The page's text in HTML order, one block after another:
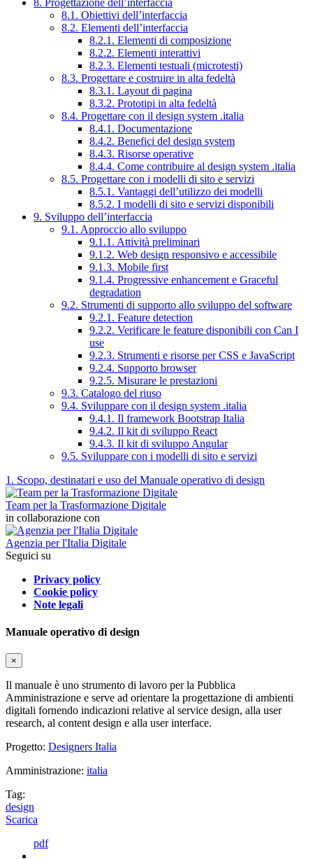
8.1. Obiettivi dell’interfaccia
8.2. Elementi dell’interfaccia
8.2.1. Elementi di composizione
8.2.2. Elementi interattivi
8.2.3. Elementi testuali (microtesti)
8.3. Progettare e costruire in alta fedeltà
8.3.1. Layout di pagina
8.3.2. Prototipi in alta fedeltà
8.4. Progettare con il design system .italia
8.4.1. Documentazione
8.4.2. Benefici del design system
8.4.3. Risorse operative
8.4.4. Come contribuire al design system .italia
8.5. Progettare con i modelli di sito e servizi
8.5.1. Vantaggi dell’utilizzo dei modelli
8.5.2. I modelli di sito e servizi disponibili
9. Sviluppo dell’interfaccia
9.1. Approccio allo sviluppo
9.1.1. Attività preliminari
9.1.2. Web design responsivo e accessibile
9.1.3. Mobile first
9.1.4. Progressive enhancement e Graceful
degradation
9.2. Strumenti di supporto allo sviluppo del software
9.2.1. Feature detection
9.2.2. Verificare le feature disponibili con Can I
use
9.2.3. Strumenti e risorse per CSS e JavaScript
9.2.4. Supporto browser
9.2.5. Misurare le prestazioni
9.3. Catalogo del riuso
9.4. Sviluppare con il design system .italia
9.4.1. Il framework Bootstrap Italia
9.4.2. Il kit di sviluppo React
9.4.3. Il kit di sviluppo Angular
9.5. Sviluppare con i modelli di sito e servizi
1. Scopo, destinatari e uso del Manuale operativo di design
Team per la Trasformazione Digitale
in collaborazione con
Agenzia per l'Italia Digitale
Seguici su
Privacy policy
Cookie policy
Note legali
Manuale operativo di design
×
Il manuale è uno strumento di lavoro per la Pubblica
Amministrazione e serve ad orientare la progettazione di ambienti
digitali fornendo indicazioni relative al service design, alla user
research, al content design e alla user interface.
Progetto: Designers Italia
Amministrazione: italia
Tag:
design
Scarica
pdf